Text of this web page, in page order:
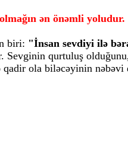
ən önəmli yoludur.
biri: "İnsan sevdiyi ilə
qurtuluş
ola biləcəyinin